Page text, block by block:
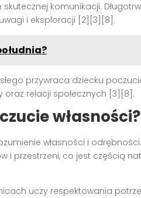
komunikacji.
i eksploracji [2][3][8].
przywraca dziecku
relacji społecznych [3][8].
własności?
własności i
i przestrzeni, co jest częścią
uczy respektowania